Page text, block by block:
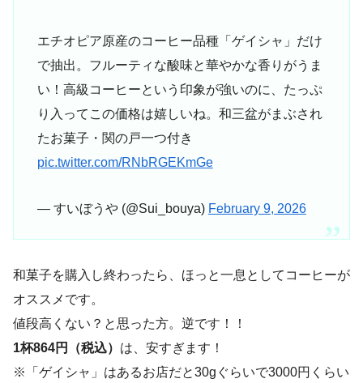
エチオピア原産のコーヒー品種「ゲイシャ」だけ
で抽出。フルーティな酸味と華やかな香りがうま
い！高級コーヒーという印象が強いのに、たっぷ
り入ってこの価格は嬉しいね。和三盆がまぶされ
たお菓子・関の戸一つ付き
pic.twitter.com/RNbRGEKmGe
— すいぼうや (@Sui_bouya) February 9, 2026
和菓子を購入し終わったら、ほっと一息としてコーヒーが
オススメです。
値段高くない？と思った方。逆です！！
1杯864円（税込） は、安すぎます！
※「ゲイシャ」はあるお店だと30gぐらいで3000円くらい